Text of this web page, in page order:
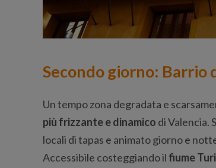
Secondo giorno: Barrio
Un tempo zona degradata e
più frizzante e dinamico di Valencia.
locali di tapas e animato giorno e
Accessibile costeggiando ilfiume